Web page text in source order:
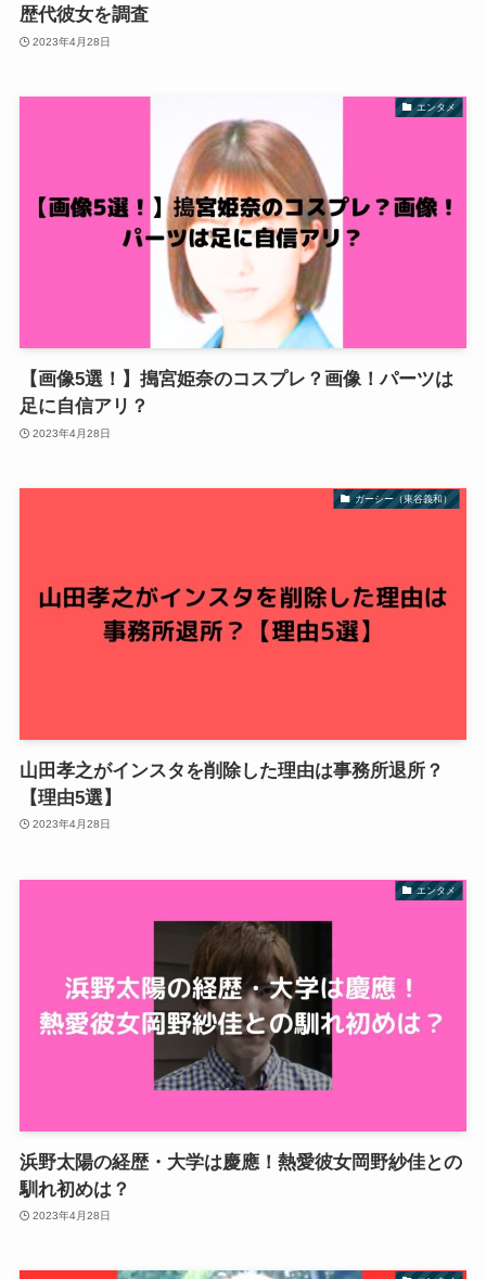
歴代彼女を調査
2023年4月28日
エンタメ
【画像5選！】搗宮姫奈のコスプレ？画像！パーツは
足に自信アリ？
2023年4月28日
ガーシー（東谷義和）
山田孝之がインスタを削除した理由は事務所退所？
【理由5選】
2023年4月28日
エンタメ
浜野太陽の経歴・大学は慶應！熱愛彼女岡野紗佳との
馴れ初めは？
2023年4月28日